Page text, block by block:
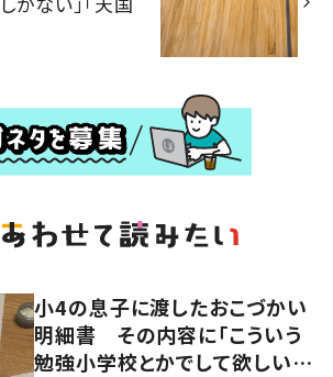
小4の息子に渡したおこづかい
明細書 その内容に「こういう
勉強小学校とかでして欲しい」